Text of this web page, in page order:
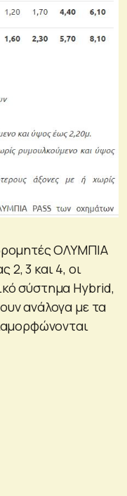
ΟΛΥΜΠΙΑ
2, 3 και 4, οι
σύστημα Hybrid,
ανάλογα με τα